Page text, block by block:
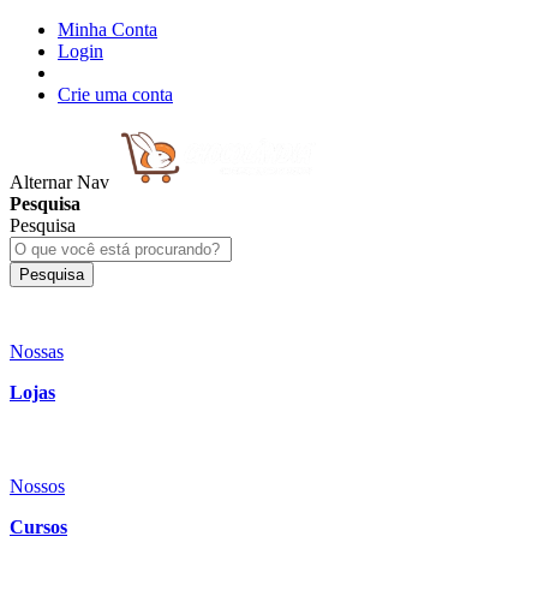
Minha Conta
Login
Crie uma conta
Alternar Nav
Pesquisa
Pesquisa
Pesquisa
Nossas
Lojas
Nossos
Cursos